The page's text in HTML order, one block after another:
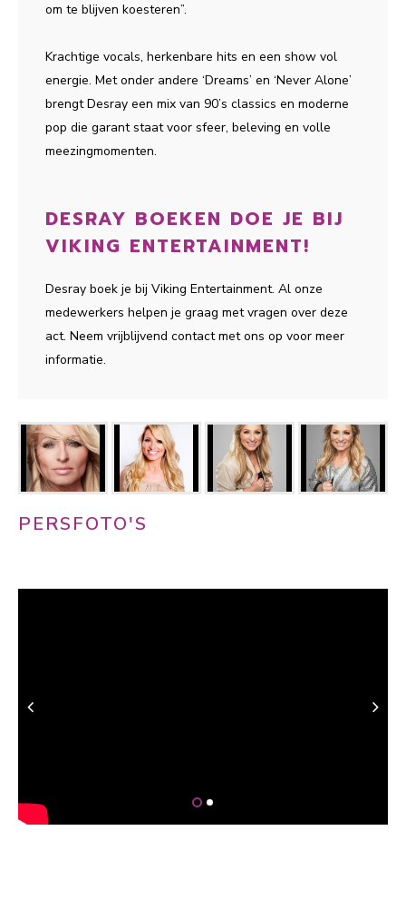
om te blijven koesteren”.
Krachtige vocals, herkenbare hits en een show vol
energie. Met onder andere ‘Dreams’ en ‘Never Alone’
brengt Desray een mix van 90’s classics en moderne
pop die garant staat voor sfeer, beleving en volle
meezingmomenten.
DESRAY BOEKEN DOE JE BIJ
VIKING ENTERTAINMENT!
Desray boek je bij Viking Entertainment. Al onze
medewerkers helpen je graag met vragen over deze
act. Neem vrijblijvend contact met ons op voor meer
informatie.
PERSFOTO'S